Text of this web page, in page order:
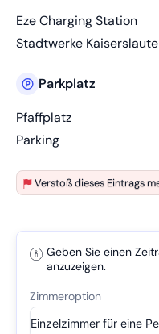
Eze Charging Station
Stadtwerke
Parkplatz
Pfaffplatz
Parking
Verstoß dieses Eintrags
Geben Sie einen
anzuzeigen.